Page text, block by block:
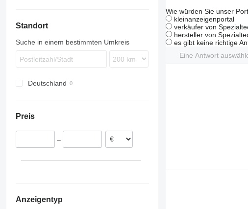
Standort
Suche in einem bestimmten Umkreis
Deutschland
Preis
–
Anzeigentyp
Wie würden Sie unser
kleinanzeigenportal
verkäufer von
hersteller von
es gibt keine richtige
Eine Antwort